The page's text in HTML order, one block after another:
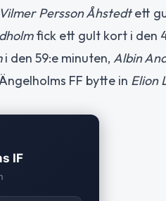
Vilmer Persson Åhstedtett
fick ett gult kort i den
i den 59:e minuten, Albin
FF bytte in Elion
IF